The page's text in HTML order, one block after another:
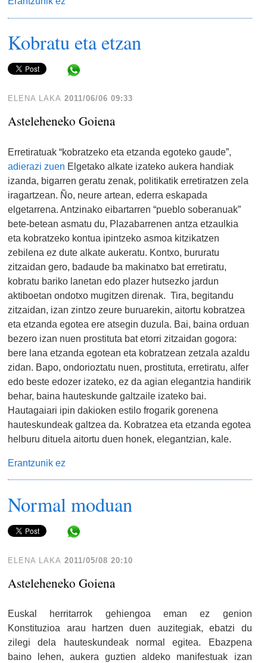
Kobratu eta etzan
ELENA LAKA 2011/06/06 09:33
Asteleheneko Goiena
Erretiratuak “kobratzeko eta etzanda egoteko gaude”,
adierazi zuen Elgetako alkate izateko aukera handiak
izanda, bigarren geratu zenak, politikatik erretiratzen zela
iragartzean. Ño, neure artean, ederra eskapada
elgetarrena. Antzinako eibartarren “pueblo soberanuak”
bete-betean asmatu du, Plazabarrenen antza etzaulkia
eta kobratzeko kontua ipintzeko asmoa kitzikatzen
zebilena ez dute alkate aukeratu. Kontxo, bururatu
zitzaidan gero, badaude ba makinatxo bat erretiratu,
kobratu bariko lanetan edo plazer hutsezko jardun
aktiboetan ondotxo mugitzen direnak. Tira, begitandu
zitzaidan, izan zintzo zeure buruarekin, aitortu kobratzea
eta etzanda egotea ere atsegin duzula. Bai, baina orduan
bezero izan nuen prostituta bat etorri zitzaidan gogora:
bere lana etzanda egotean eta kobratzean zetzala azaldu
zidan. Bapo, ondorioztatu nuen, prostituta, erretiratu, alfer
edo beste edozer izateko, ez da agian elegantzia handirik
behar, baina hauteskunde galtzaile izateko bai.
Hautagaiari ipin dakioken estilo frogarik gorenena
hauteskundeak galtzea da. Kobratzea eta etzanda egotea
helburu dituela aitortu duen honek, elegantzian, kale.
Erantzunik ez
Normal moduan
ELENA LAKA 2011/05/08 20:10
Asteleheneko Goiena
Euskal herritarrok gehiengoa eman ez genion
Konstituzioa arau hartzen duen auzitegiak, ebatzi du
zilegi dela hauteskundeak normal egitea. Ebazpena
baino lehen, aukera guztien aldeko manifestuak izan